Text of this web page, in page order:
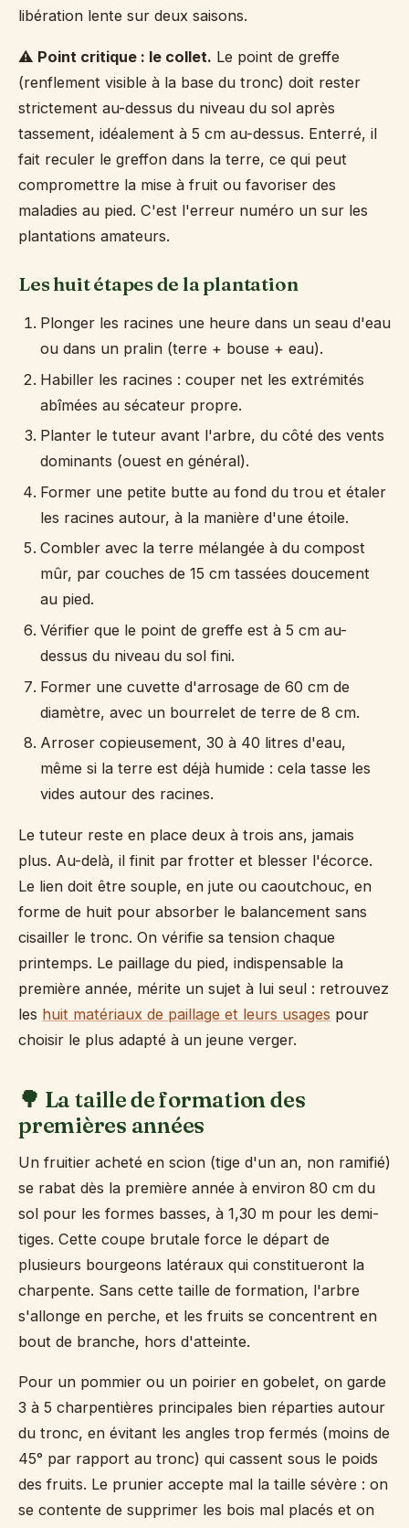
libération lente sur deux saisons.
⚠️ Point critique : le collet. Le point de greffe
(renflement visible à la base du tronc) doit rester
strictement au-dessus du niveau du sol après
tassement, idéalement à 5 cm au-dessus. Enterré, il
fait reculer le greffon dans la terre, ce qui peut
compromettre la mise à fruit ou favoriser des
maladies au pied. C'est l'erreur numéro un sur les
plantations amateurs.
Les huit étapes de la plantation
Plonger les racines une heure dans un seau d'eau
ou dans un pralin (terre + bouse + eau).
Habiller les racines : couper net les extrémités
abîmées au sécateur propre.
Planter le tuteur avant l'arbre, du côté des vents
dominants (ouest en général).
Former une petite butte au fond du trou et étaler
les racines autour, à la manière d'une étoile.
Combler avec la terre mélangée à du compost
mûr, par couches de 15 cm tassées doucement
au pied.
Vérifier que le point de greffe est à 5 cm au-
dessus du niveau du sol fini.
Former une cuvette d'arrosage de 60 cm de
diamètre, avec un bourrelet de terre de 8 cm.
Arroser copieusement, 30 à 40 litres d'eau,
même si la terre est déjà humide : cela tasse les
vides autour des racines.
Le tuteur reste en place deux à trois ans, jamais
plus. Au-delà, il finit par frotter et blesser l'écorce.
Le lien doit être souple, en jute ou caoutchouc, en
forme de huit pour absorber le balancement sans
cisailler le tronc. On vérifie sa tension chaque
printemps. Le paillage du pied, indispensable la
première année, mérite un sujet à lui seul : retrouvez
les huit matériaux de paillage et leurs usages pour
choisir le plus adapté à un jeune verger.
🌳 La taille de formation des
premières années
Un fruitier acheté en scion (tige d'un an, non ramifié)
se rabat dès la première année à environ 80 cm du
sol pour les formes basses, à 1,30 m pour les demi-
tiges. Cette coupe brutale force le départ de
plusieurs bourgeons latéraux qui constitueront la
charpente. Sans cette taille de formation, l'arbre
s'allonge en perche, et les fruits se concentrent en
bout de branche, hors d'atteinte.
Pour un pommier ou un poirier en gobelet, on garde
3 à 5 charpentières principales bien réparties autour
du tronc, en évitant les angles trop fermés (moins de
45° par rapport au tronc) qui cassent sous le poids
des fruits. Le prunier accepte mal la taille sévère : on
se contente de supprimer les bois mal placés et on